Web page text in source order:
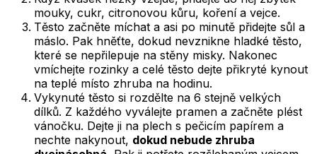
mouky, cukr, citronovou kůru, koření a vejce.
Těsto začněte míchat a asi po minutě přidejte sůl a
máslo. Pak hněťte, dokud nevznikne hladké těsto,
které se nepřilepuje na stěny misky. Nakonec
vmíchejte rozinky a celé těsto dejte přikryté kynout
na teplé místo zhruba na hodinu.
Vykynuté těsto si rozdělte na 6 stejně velkých
dílků. Z každého vyválejte pramen a začněte plést
vánočku. Dejte ji na plech s pečicím papírem a
nechte nakynout, dokud nebude zhruba